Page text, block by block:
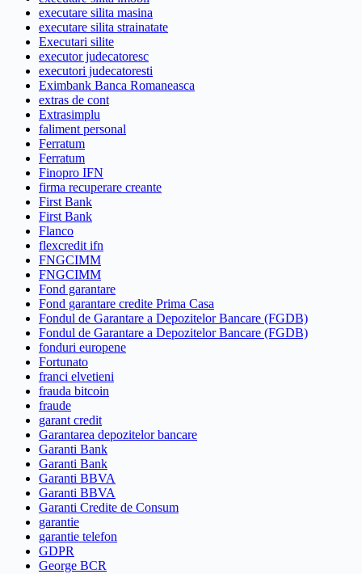
executare silita masina
executare silita strainatate
Executari silite
executor judecatoresc
executori judecatoresti
Eximbank Banca Romaneasca
extras de cont
Extrasimplu
faliment personal
Ferratum
Ferratum
Finopro IFN
firma recuperare creante
First Bank
First Bank
Flanco
flexcredit ifn
FNGCIMM
FNGCIMM
Fond garantare
Fond garantare credite Prima Casa
Fondul de Garantare a Depozitelor Bancare (FGDB)
Fondul de Garantare a Depozitelor Bancare (FGDB)
fonduri europene
Fortunato
franci elvetieni
frauda bitcoin
fraude
garant credit
Garantarea depozitelor bancare
Garanti Bank
Garanti Bank
Garanti BBVA
Garanti BBVA
Garanti Credite de Consum
garantie
garantie telefon
GDPR
George BCR